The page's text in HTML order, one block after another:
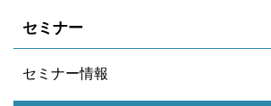
セミナー
セミナー情報